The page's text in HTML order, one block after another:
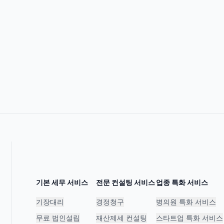
기본 세무 서비스
기장대리
무료 법인설립
전문 컨설팅 서비스
경정청구
재산제세 컨설팅
업종 특화 서비스
병의원 특화 서비스
스타트업 특화 서비스